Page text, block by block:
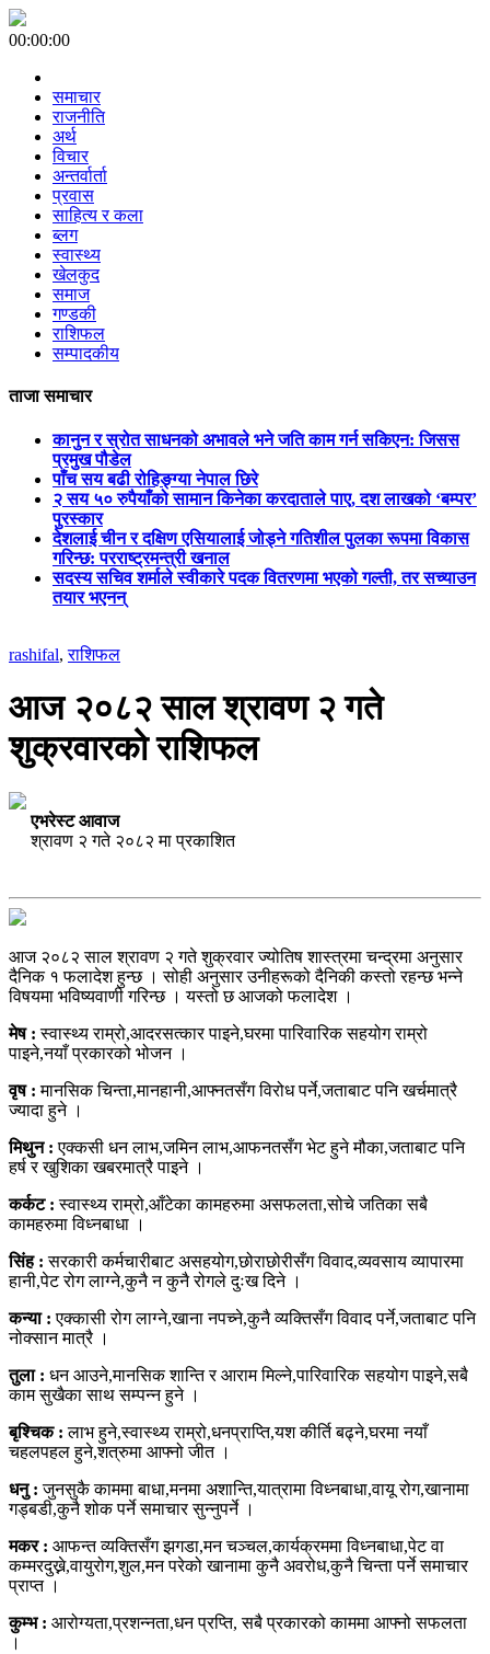
00:00:00
समाचार
राजनीति
अर्थ
विचार
अन्तर्वार्ता
प्रवास
साहित्य र कला
ब्लग
स्वास्थ्य
खेलकुद
समाज
गण्डकी
राशिफल
सम्पादकीय
ताजा समाचार
कानुन र स्रोत साधनको अभावले भने जति काम गर्न सकिएन: जिसस
प्रमुख पौडेल
पाँच सय बढी रोहिङ्ग्या नेपाल छिरे
२ सय ५० रुपैयाँको सामान किनेका करदाताले पाए, दश लाखको ‘बम्पर’
पुरस्कार
देशलाई चीन र दक्षिण एसियालाई जोड्ने गतिशील पुलका रूपमा विकास
गरिन्छ: परराष्ट्रमन्त्री खनाल
सदस्य सचिव शर्माले स्वीकारे पदक वितरणमा भएको गल्ती, तर सच्याउन
तयार भएनन्
rashifal,राशिफल
आज २०८२ साल श्रावण २ गते
शुक्रवारको राशिफल
एभरेस्ट आवाज
श्रावण २ गते २०८२ मा प्रकाशित
आज २०८२ साल श्रावण २ गते शुक्रवार ज्योतिष शास्त्रमा चन्द्रमा अनुसार
दैनिक १ फलादेश हुन्छ । सोही अनुसार उनीहरूको दैनिकी कस्तो रहन्छ भन्ने
विषयमा भविष्यवाणी गरिन्छ । यस्तो छ आजको फलादेश ।
मेष : स्वास्थ्य राम्रो,आदरसत्कार पाइने,घरमा पारिवारिक सहयोग राम्रो
पाइने,नयाँ प्रकारको भोजन ।
वृष : मानसिक चिन्ता,मानहानी,आफ्नतसँग विरोध पर्ने,जताबाट पनि खर्चमात्रै
ज्यादा हुने ।
मिथुन :एक्कसी धन लाभ,जमिन लाभ,आफनतसँग भेट हुने मौका,जताबाट पनि
हर्ष र खुशिका खबरमात्रै पाइने ।
कर्कट : स्वास्थ्य राम्रो,आँटेका कामहरुमा असफलता,सोचे जतिका सबै
कामहरुमा विध्नबाधा ।
सिंह : सरकारी कर्मचारीबाट असहयोग,छोराछोरीसँग विवाद,व्यवसाय व्यापारमा
हानी,पेट रोग लाग्ने,कुनै न कुनै रोगले दुःख दिने ।
कन्या : एक्कासी रोग लाग्ने,खाना नपच्ने,कुनै व्यक्तिसँग विवाद पर्ने,जताबाट पनि
नोक्सान मात्रै ।
तुला : धन आउने,मानसिक शान्ति र आराम मिल्ने,पारिवारिक सहयोग पाइने,सबै
काम सुखैका साथ सम्पन्न हुने ।
बृश्चिक : लाभ हुने,स्वास्थ्य राम्रो,धनप्राप्ति,यश कीर्ति बढ्ने,घरमा नयाँ
चहलपहल हुने,शत्रुमा आफ्नो जीत ।
धनु : जुनसुकै काममा बाधा,मनमा अशान्ति,यात्रामा विध्नबाधा,वायू रोग,खानामा
गड्बडी,कुनै शोक पर्ने समाचार सुन्नुपर्ने ।
मकर : आफन्त व्यक्तिसँग झगडा,मन चञ्चल,कार्यक्रममा विध्नबाधा,पेट वा
कम्मरदुख्ने,वायुरोग,शुल,मन परेको खानामा कुनै अवरोध,कुनै चिन्ता पर्ने समाचार
प्राप्त ।
कुम्भ : आरोग्यता,प्रशन्नता,धन प्रप्ति, सबै प्रकारको काममा आफ्नो सफलता
।